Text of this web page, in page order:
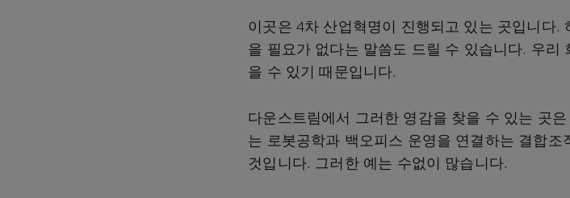
이곳은 4차 산업혁명이 진행되고 있는 곳입니다.
을 필요가 없다는 말씀도 드릴 수 있습니다. 우리
을 수 있기 때문입니다.
다운스트림에서 그러한 영감을 찾을 수 있는 곳
는 로봇공학과 백오피스 운영을 연결하는 결합
것입니다. 그러한 예는 수없이 많습니다.